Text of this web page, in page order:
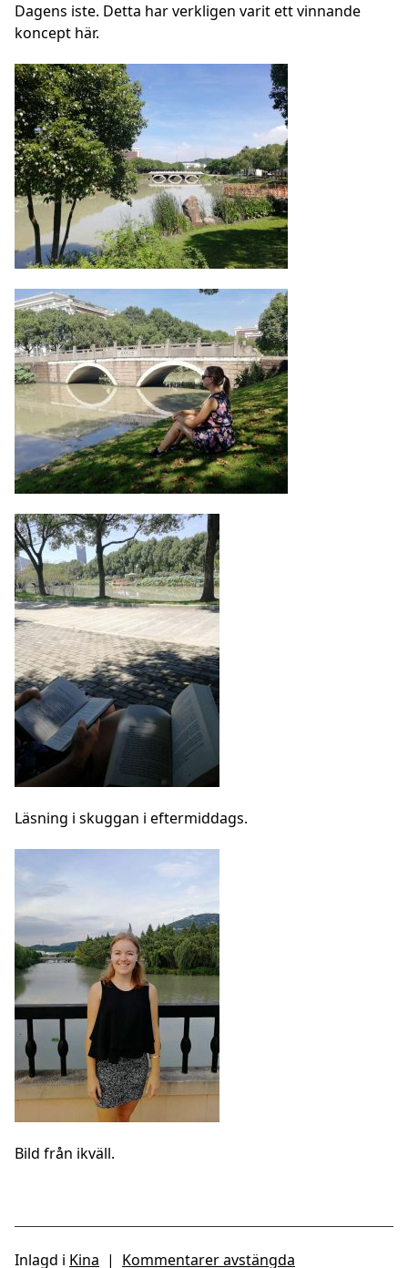
Dagens iste. Detta har verkligen varit ett vinnande
koncept här.
Läsning i skuggan i eftermiddags.
Bild från ikväll.
Inlagd i Kina | Kommentarer avstängda